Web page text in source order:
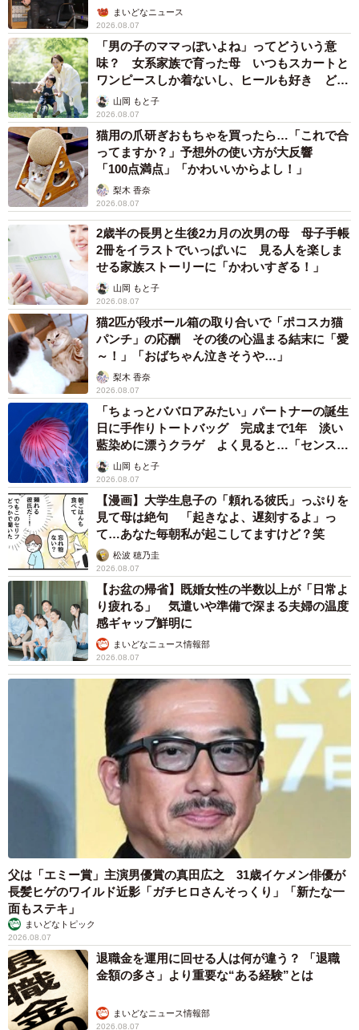
まいどなニュース
2026.08.07
「男の子のママっぽいよね」ってどういう意
味？ 女系家族で育った母 いつもスカートと
ワンピースしか着ないし、ヒールも好き どの
へんが…
山岡 もと子
2026.08.07
猫用の爪研ぎおもちゃを買ったら…「これで合
ってますか？」予想外の使い方が大反響
「100点満点」「かわいいからよし！」
梨木 香奈
2026.08.07
2歳半の長男と生後2カ月の次男の母 母子手帳
2冊をイラストでいっぱいに 見る人を楽しま
せる家族ストーリーに「かわいすぎる！」
山岡 もと子
2026.08.07
猫2匹が段ボール箱の取り合いで「ポコスカ猫
パンチ」の応酬 その後の心温まる結末に「愛
～！」「おばちゃん泣きそうや…」
梨木 香奈
2026.08.07
「ちょっとババロアみたい」パートナーの誕生
日に手作りトートバッグ 完成まで1年 淡い
藍染めに漂うクラゲ よく見ると…「センスす
ごい」山岡 もと子
2026.08.07
【漫画】大学生息子の「頼れる彼氏」っぷりを
見て母は絶句 「起きなよ、遅刻するよ」っ
て…あなた毎朝私が起こしてますけど？笑
松波 穂乃圭
2026.08.07
【お盆の帰省】既婚女性の半数以上が「日常よ
り疲れる」 気遣いや準備で深まる夫婦の温度
感ギャップ鮮明に
まいどなニュース情報部
2026.08.07
父は「エミー賞」主演男優賞の真田広之 31歳イケメン俳優が
長髪ヒゲのワイルド近影「ガチヒロさんそっくり」「新たな一
面もステキ」
まいどなトピック
2026.08.07
退職金を運用に回せる人は何が違う？ 「退職
金額の多さ」より重要な“ある経験”とは
まいどなニュース情報部
2026.08.07